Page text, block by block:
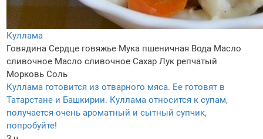
Куллама
Говядина Сердце говяжье Мука пшеничная Вода Масло
сливочное Масло сливочное Сахар Лук репчатый
Морковь Соль
Куллама готовится из отварного мяса. Ее готовят в
Татарстане и Башкирии. Куллама относится к супам,
получается очень ароматный и сытный супчик,
попробуйте!